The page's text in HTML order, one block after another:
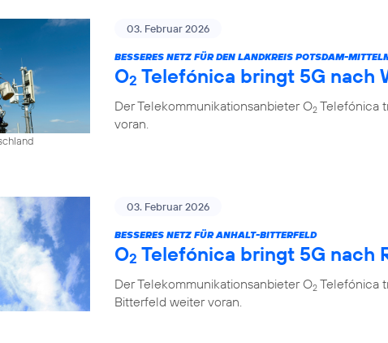
03. Februar 2026
BESSERES NETZ FÜR DEN LANDKREIS POTSDAM-
O2 Telefónica bringt 5G nach
Der Telekommunikationsanbieter O2 Telefónica
voran.
03. Februar 2026
BESSERES NETZ FÜR ANHALT-BITTERFELD
O2 Telefónica bringt 5G nach
Der Telekommunikationsanbieter O2 Telefónica
Bitterfeld weiter voran.